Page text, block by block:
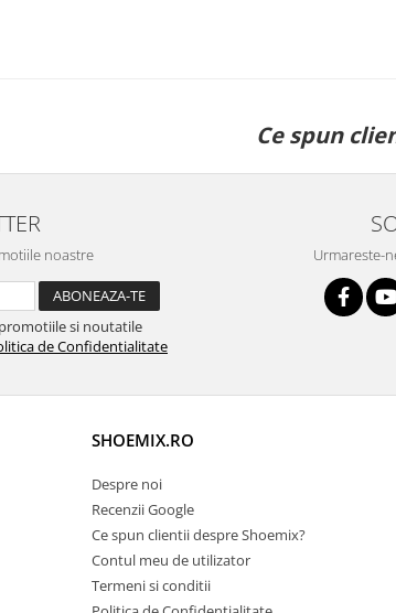
Ce spun
noastre
si noutatile
de Confidentialitate
Urmareste-
SHOEMIX.RO
Despre noi
Recenzii Google
Ce spun clientii despre Shoemix?
Contul meu de utilizator
Termeni si conditii